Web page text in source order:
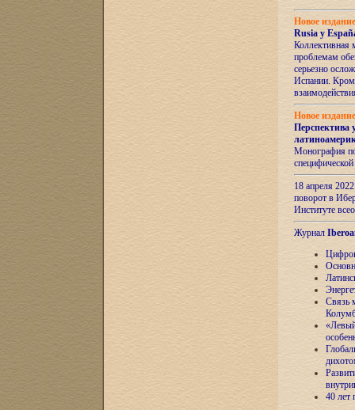
Новое
Rusia y
Коллективная
проблемам
серьезно
Испании.
Новое
Перспектива
Монография
18 апреля
поворот в
Институте
Журнал
Связь
40 лет